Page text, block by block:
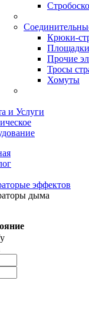
Крюки-
Прочие
Тросы
Хомуты
и Услуги
эффектов
дыма